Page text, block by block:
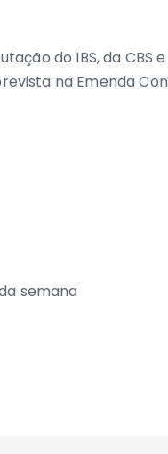
do IBS, da CBS
na Emenda
semana
Inovadoras!